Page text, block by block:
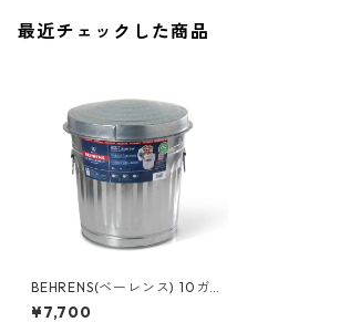
グローブ
BEHRENS
最近チェックした商品
BEHRENS(ベーレンス) 10ガロ
ンダストボックス（ふた付
¥7,700